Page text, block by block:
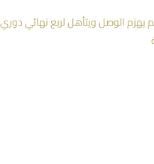
يهزم الوصل ويتأهل لربع نهائي